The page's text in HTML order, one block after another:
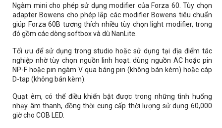
Ngàm mini cho phép sử dụng modifier của Forza 60. Tùy chọn
adapter Bowens cho phép lắp các modifier Bowens tiêu chuẩn
giúp Forza 60B tương thích nhiều tùy chọn light modifier, trong
đó gồm các dòng softbox và dù NanLite.
Tối ưu để sử dụng trong studio hoặc sử dụng tại địa điểm tác
nghiệp nhờ tùy chọn nguồn linh hoạt: dùng nguồn AC hoặc pin
NP-F hoặc pin ngàm V qua báng pin (không bán kèm) hoặc cáp
D-tap (không bán kèm).
Quạt êm, có thể điều khiển bật được trong những tình huống
nhạy âm thanh, đồng thời cung cấp thời lượng sử dụng 60,000
giờ cho COB LED.